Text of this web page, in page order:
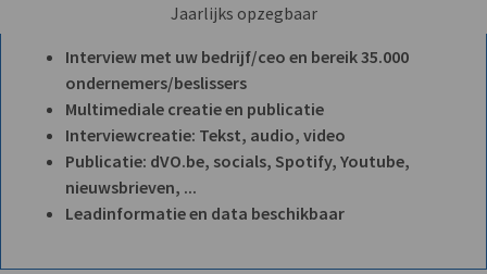
Jaarlijks opzegbaar
Interview met uw bedrijf/ceo en bereik 35.000
ondernemers/beslissers
Multimediale creatie en publicatie
Interviewcreatie: Tekst, audio, video
Publicatie: dVO.be, socials, Spotify, Youtube,
nieuwsbrieven, ...
Leadinformatie en data beschikbaar